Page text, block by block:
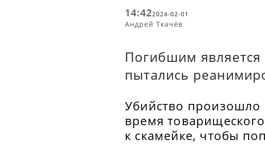
14:422024-02-01
Андрей Ткачёв
Погибшим
пытались
Убийство произошло
время
к скамейке, чтобы